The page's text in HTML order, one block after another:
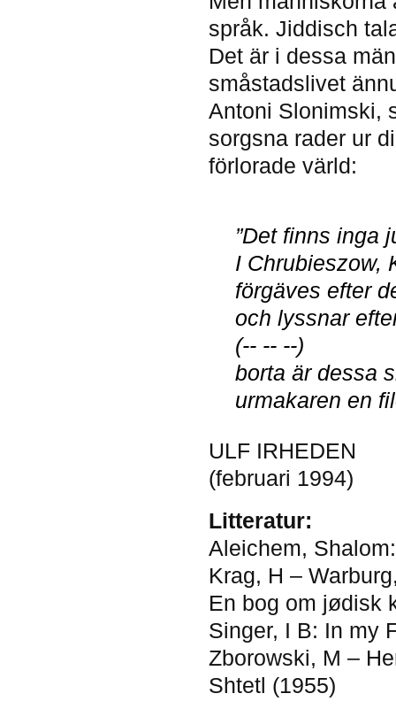
språk. Jiddisch
Det är i dessa
småstadslivet
Antoni Slonimski,
sorgsna rader ur
förlorade värld:
”Det finns inga
I Chrubieszow,
förgäves efter
och lyssnar
(-- -- --)
borta är dessa
urmakaren en
ULF IRHEDEN
(februari 1994)
Litteratur:
Aleichem,
Krag, H –
En bog om jødisk
Singer, I B: In my
Zborowski, M –
Shtetl (1955)